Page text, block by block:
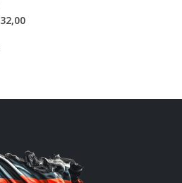
32,00Preisspanne: